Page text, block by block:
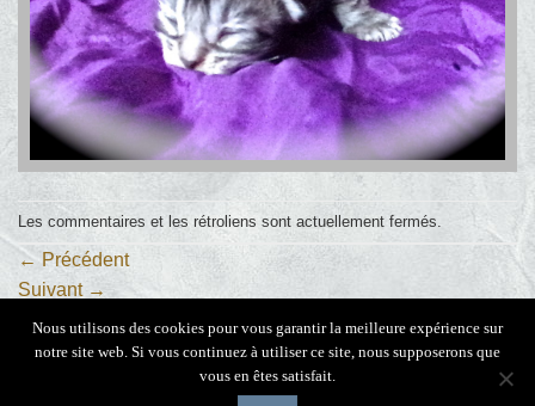
Les commentaires et les rétroliens sont actuellement fermés.
← Précédent
Suivant →
Nous utilisons des cookies pour vous garantir la meilleure expérience sur
notre site web. Si vous continuez à utiliser ce site, nous supposerons que
vous en êtes satisfait.